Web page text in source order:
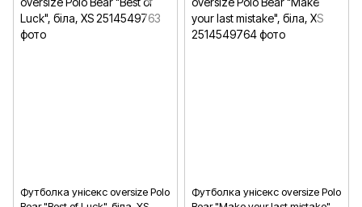
Футболка унісекс oversize Polo
Футболка унісекс oversize Polo